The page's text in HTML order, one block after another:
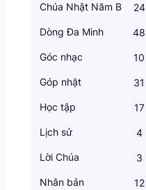
Chúa Nhật Năm B 24
Dòng Đa Minh 48
Góc nhạc 10
Góp nhặt 31
Học tập 17
Lịch sử 4
Lời Chúa 3
Nhân bản 12